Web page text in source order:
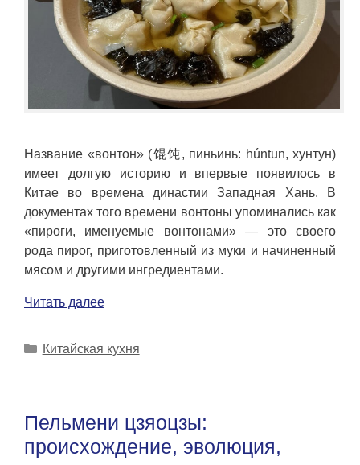
Название «вонтон» (馄饨, пиньинь: húntun, хунтун)
имеет долгую историю и впервые появилось в
Китае во времена династии Западная Хань. В
документах того времени вонтоны упоминались как
«пироги, именуемые вонтонами» — это своего
рода пирог, приготовленный из муки и начиненный
мясом и другими ингредиентами.
Читать далее
Рубрики
Китайская кухня
Пельмени цзяоцзы:
происхождение, эволюция,